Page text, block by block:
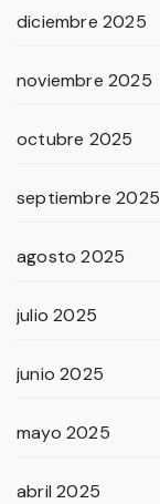
diciembre 2025
noviembre 2025
octubre 2025
septiembre 2025
agosto 2025
julio 2025
junio 2025
mayo 2025
abril 2025